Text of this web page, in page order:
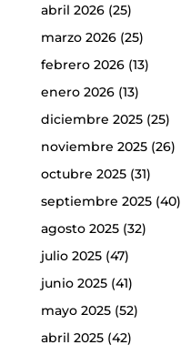
abril 2026(25)
marzo 2026(25)
febrero 2026(13)
enero 2026(13)
diciembre 2025(25)
noviembre 2025(26)
octubre 2025(31)
septiembre 2025(40)
agosto 2025(32)
julio 2025(47)
junio 2025(41)
mayo 2025(52)
abril 2025(42)